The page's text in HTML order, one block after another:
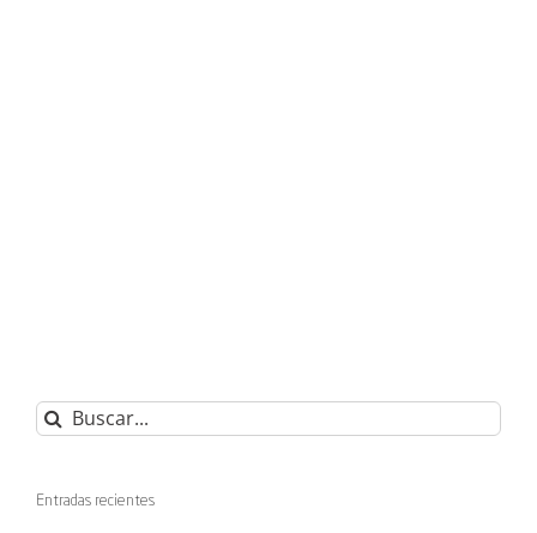
Buscar:
Entradas recientes